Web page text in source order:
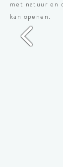
met natuur en
kan openen.